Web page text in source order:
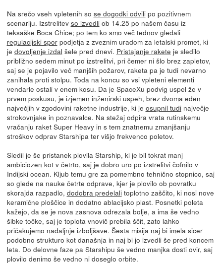
Na srečo vseh vpletenih so se dogodki odvilipo pozitivnem
scenariju. Izstrelitev so izvedliob 14.25 po našem času iz
teksaške Boca Chice; po tem ko smo več tednov gledali
regulacijski sporpodjetja z zveznim uradom za letalski promet, ki
je dovoljenje izdal šele pred dnevi. Pristajanje rakete je sledilo
približno sedem minut po izstrelitvi, pri čemer ni šlo brez zapletov,
saj se je pojavilo več manjših požarov, raketa pa je tudi nevarno
zanihala proti stolpu. Toda na koncu so vsi vpleteni elementi
vendarle ostali v enem kosu. Da je SpaceXu podvig uspel že v
prvem poskusu, je izjemen inženirski uspeh, brez dvoma eden
največjih v zgodovini raketne industrije, ki je osupnil tudinajvečje
strokovnjake in poznavalce. Na stežaj odpira vrata rutinskemu
vračanju raket Super Heavy in s tem znatnemu zmanjšanju
stroškov odprav Starshipa ter višjo frekvenco poletov.
Sledil je še pristanek plovila Starship, ki je bil tokrat manj
ambiciozen kot v četrto, saj je dobro uro po izstrelitvi čofnilo v
Indijski ocean. Kljub temu gre za pomembno tehnično stopnico, saj
so glede na nauke četrte odprave, kjer je plovilo ob povratku
skorajda razpadlo, dodobra predelalitoplotno zaščito, ki nosi nove
keramične ploščice in dodatno ablacijsko plast. Posnetki poleta
kažejo, da se je nova zasnova odrezala bolje, a ima še vedno
šibke točke, saj je toplota vnovič prebila ščit, zato lahko
pričakujemo nadaljnje izboljšave. Šesta misija naj bi imela sicer
podobno strukturo kot današnja in naj bi jo izvedli še pred koncem
leta. Do delovne faze pa Starshipu še vedno manjka dosti ovir, saj
plovilo denimo še vedno ni doseglo orbite.